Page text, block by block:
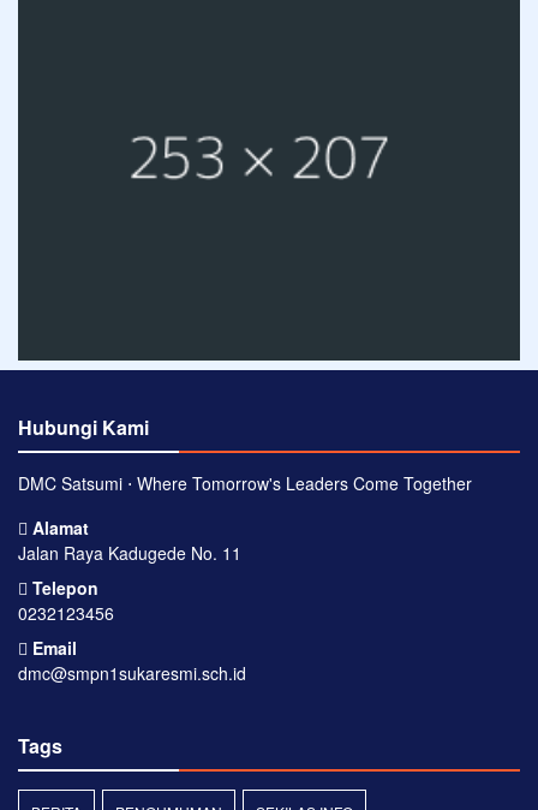
Hubungi Kami
DMC Satsumi ⋅ Where Tomorrow's Leaders Come Together
Alamat
Jalan Raya Kadugede No. 11
Telepon
0232123456
Email
dmc@smpn1sukaresmi.sch.id
Tags